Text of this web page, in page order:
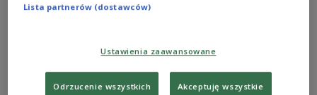
Technologicznego w Szwajcarii świadczyć może
nie tylko rosnąca systematycznie liczba jego
uczestników, ale również ogromne
Lista partnerów (dostawców)
Ustawienia zaawansowane
Odrzucenie wszystkich Akceptuję wszystkie